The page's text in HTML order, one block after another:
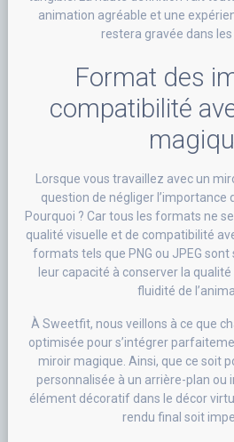
animation agréable et une
restera gravée dans
Format des
compatibilité
Lorsque vous travaillez avec un
question de négliger l’importance
Pourquoi ? Car tous les formats ne
qualité visuelle et de compatibilité
formats tels que PNG ou JPEG
leur capacité à conserver la
fluidité de
À Sweetfit, nous veillons à ce que
optimisée pour s’intégrer
miroir magique. Ainsi, que ce soit
personnalisée à un arrière-plan ou
élément décoratif dans le décor
rendu final soit